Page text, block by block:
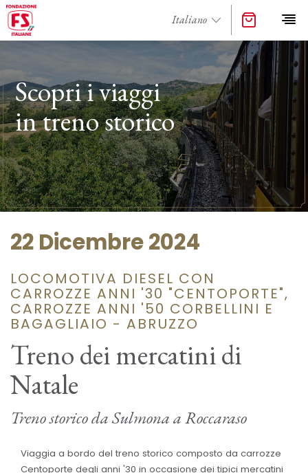
Scopri i viaggi
in treno storico
22 Dicembre 2024
LOCOMOTIVA DIESEL CON
CARROZZE ANNI '30 "CENTOPORTE",
CARROZZE ANNI '50 CORBELLINI E
BAGAGLIAIO - ABRUZZO
Treno dei mercatini di
Natale
Treno storico da Sulmona a Roccaraso
Viaggia a bordo del treno storico composto da carrozze
Centoporte degli anni '30 in occasione dei tipici mercatini